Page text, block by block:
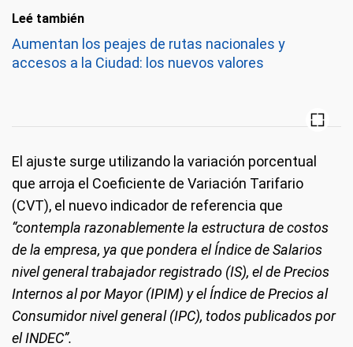
Leé también
Aumentan los peajes de rutas nacionales y
accesos a la Ciudad: los nuevos valores
El ajuste surge utilizando la variación porcentual
que arroja el Coeficiente de Variación Tarifario
(CVT), el nuevo indicador de referencia que
“contempla razonablemente la estructura de costos
de la empresa, ya que pondera el Índice de Salarios
nivel general trabajador registrado (IS), el de Precios
Internos al por Mayor (IPIM) y el Índice de Precios al
Consumidor nivel general (IPC), todos publicados por
el INDEC”.